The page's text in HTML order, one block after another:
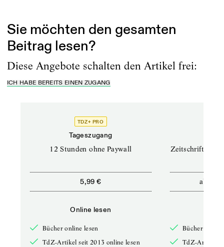
Sie möchten den gesamten
Beitrag lesen?
Diese Angebote schalten den Artikel frei:
ICH HABE BEREITS EINEN ZUGANG
TDZ+ PRO
Tageszugang
12 Stunden ohne Paywall
5,99 €
Online lesen
Bücher online lesen
TdZ-Artikel seit 2013 online lesen
Zeitschriften
ab
Bücher online
TdZ-Artikel